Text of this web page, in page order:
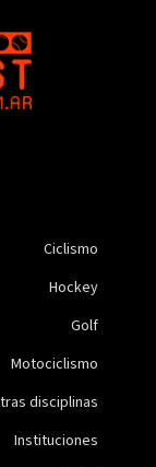
Ciclismo
Hockey
Golf
Motociclismo
disciplinas
Instituciones